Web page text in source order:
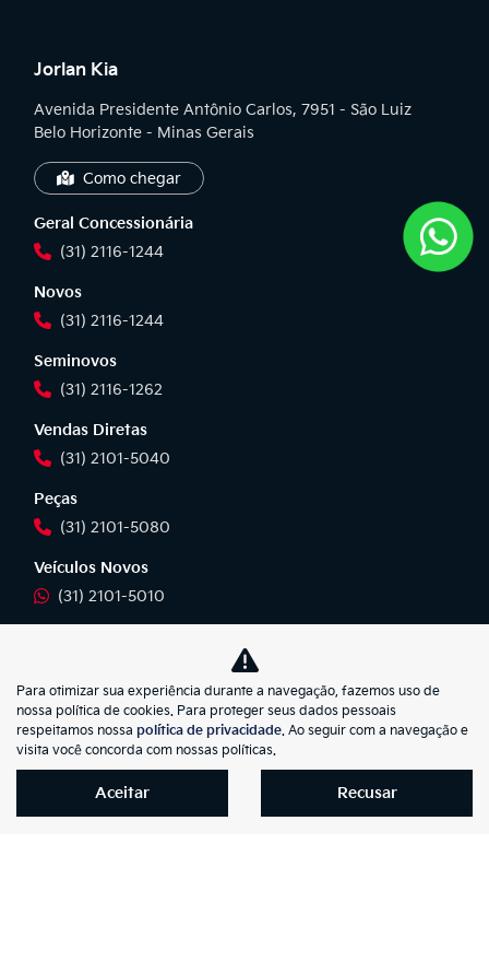
Jorlan Kia
Avenida Presidente Antônio Carlos, 7951 - São Luiz
Belo Horizonte - Minas Gerais
Como chegar
Geral Concessionária
(31) 2116-1244
Novos
(31) 2116-1244
Seminovos
(31) 2116-1262
Vendas Diretas
(31) 2101-5040
Peças
(31) 2101-5080
Veículos Novos
(31) 2101-5010
Vendas Diretas
(31) 2101-5010
Pós-Vendas
(31) 2101-5042
Para otimizar sua experiência durante a navegação, fazemos uso de
nossa política de cookies. Para proteger seus dados pessoais
respeitamos nossa política de privacidade. Ao seguir com a navegação e
visita você concorda com nossas políticas.
Aceitar Recusar